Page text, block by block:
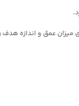
میزان عمق و اندازه